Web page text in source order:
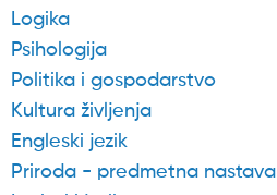
Logika
Psihologija
Politika i gospodarstvo
Kultura življenja
Engleski jezik
Priroda - predmetna nastava